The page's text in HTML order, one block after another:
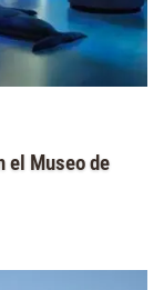
el Museo de